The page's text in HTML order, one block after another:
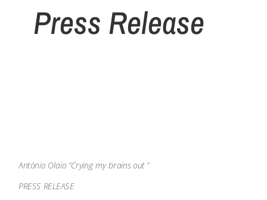
Press Release
António Olaio “Crying my brains out ”
PRESS RELEASE